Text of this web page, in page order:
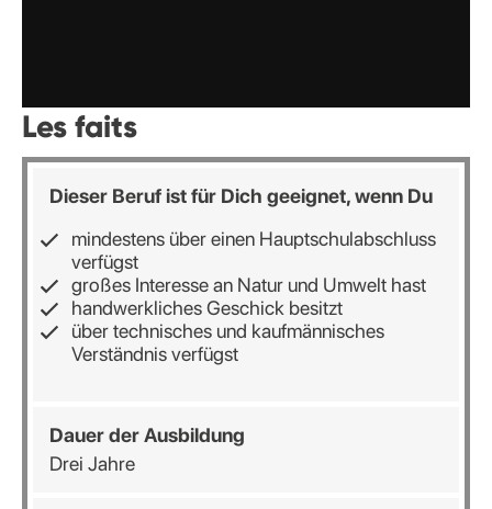
Les faits
Dieser Beruf ist für Dich geeignet, wenn Du
mindestens über einen Hauptschulabschluss
verfügst
großes Interesse an Natur und Umwelt hast
handwerkliches Geschick besitzt
über technisches und kaufmännisches
Verständnis verfügst
Dauer der Ausbildung
Drei Jahre